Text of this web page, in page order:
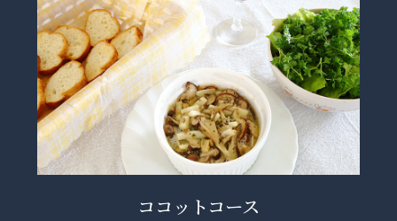
ココットコース